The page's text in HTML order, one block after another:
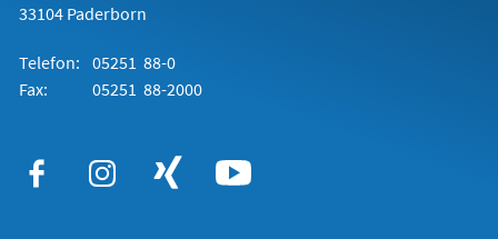
33104 Paderborn
Telefon: 05251 88-0
Fax:
05251 88-2000